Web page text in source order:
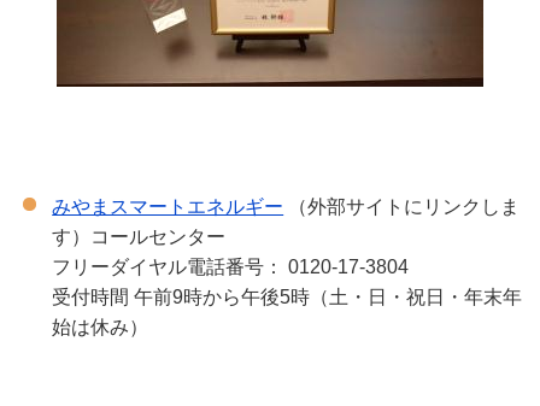
みやまスマートエネルギー （外部サイトにリンクしま
す）コールセンター
フリーダイヤル電話番号： 0120-17-3804
受付時間 午前9時から午後5時（土・日・祝日・年末年
始は休み）